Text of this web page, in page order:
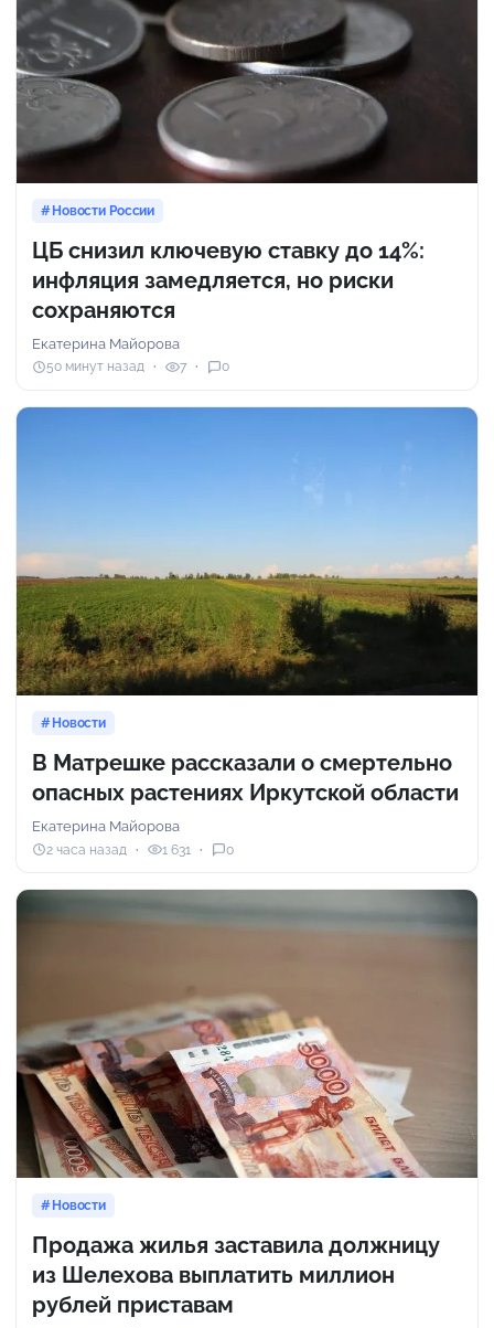
Новости России
ЦБ снизил ключевую ставку до 14%:
инфляция замедляется, но риски
сохраняются
Екатерина Майорова
50 минут назад 7 0
Новости
В Матрешке рассказали о смертельно
опасных растениях Иркутской области
Екатерина Майорова
2 часа назад 1 631 0
Новости
Продажа жилья заставила должницу
из Шелехова выплатить миллион
рублей приставам